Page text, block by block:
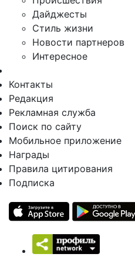
Дайджесты
Стиль жизни
Новости партнеров
Интересное
Контакты
Редакция
Рекламная служба
Поиск по сайту
Мобильное приложение
Награды
Правила цитирования
Подписка